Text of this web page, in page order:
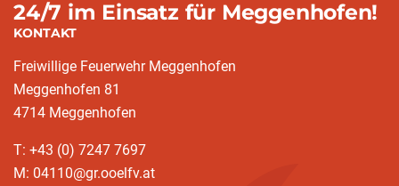
24/7 im Einsatz für Meggenhofen!
KONTAKT
Freiwillige Feuerwehr Meggenhofen
Meggenhofen 81
4714 Meggenhofen
T: +43 (0) 7247 7697
M: 04110@gr.ooelfv.at